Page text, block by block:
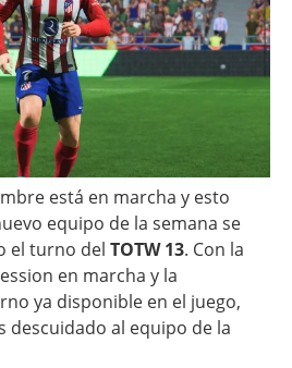
está en marcha y esto
equipo de la semana se
el turno del TOTW 13. Con la
en marcha y la
ya disponible en el juego,
descuidado al equipo de la